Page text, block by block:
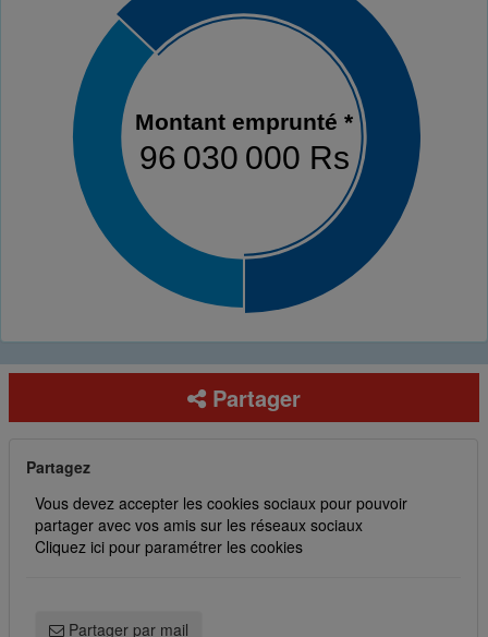
Montant emprunté *
96 030 000 Rs
Partager
Partagez
Vous devez accepter les cookies sociaux pour pouvoir
partager avec vos amis sur les réseaux sociaux
Cliquez ici pour paramétrer les cookies
Partager par mail